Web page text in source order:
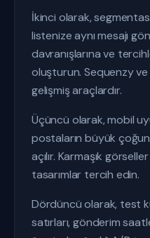
İkinci olarak,
listenize aynı mesajı
davranışlarına ve
oluşturun. Sequenzy
gelişmiş araçlardır.
Üçüncü olarak, mobil
postaların büyük
açılır. Karmaşık
tasarımlar tercih edin.
Dördüncü olarak, test
satırları, gönderim